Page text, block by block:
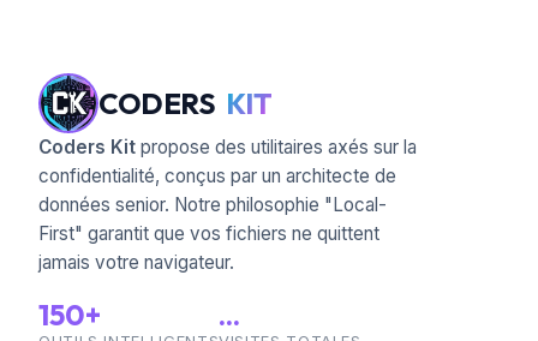
CODERS KIT
Coders Kit propose des utilitaires axés sur la
confidentialité, conçus par un architecte de
données senior. Notre philosophie "Local-
First" garantit que vos fichiers ne quittent
jamais votre navigateur.
150+ ...